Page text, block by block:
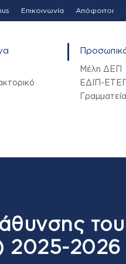
Επικοινωνία Απόφοιτοι
Μέλη ΔΕΠ
ΕΔΙΠ-
Γραμματεία
του
2025-2026